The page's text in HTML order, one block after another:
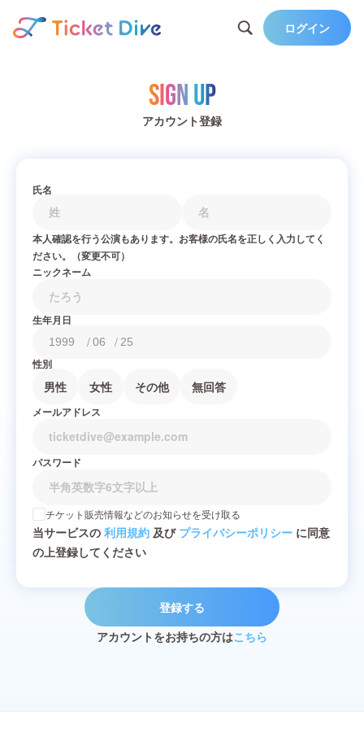
ログイン
Sign Up
アカウント登録
氏名
本人確認を行う公演もあります。お客様の氏名を正しく入力してく
ださい。（変更不可）
ニックネーム
生年月日
/ /
性別
男性 女性 その他 無回答
メールアドレス
パスワード
チケット販売情報などのお知らせを受け取る
当サービスの 利用規約 及び プライバシーポリシー に同意
の上登録してください
登録する
アカウントをお持ちの方はこちら